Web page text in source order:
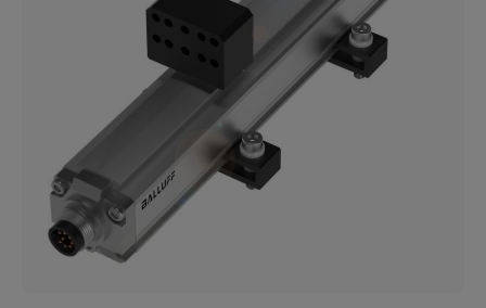
bestellen und Ihre Sensorik auf das nächste Level bringen!